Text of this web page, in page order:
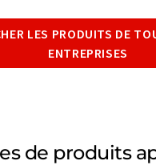
LES PRODUITS DE
ENTREPRISES
de produits